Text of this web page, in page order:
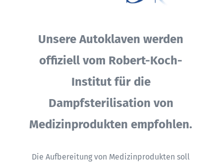
Unsere Autoklaven werden
offiziell vom Robert-Koch-
Institut für die
Dampfsterilisation von
Medizinprodukten empfohlen.
Die Aufbereitung von Medizinprodukten soll